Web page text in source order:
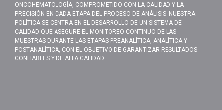
ONCOHEMATOLOGÍA, COMPROMETIDO CON LA CALIDAD Y LA
PRECISIÓN EN CADA ETAPA DEL PROCESO DE ANÁLISIS. NUESTRA
POLÍTICA SE CENTRA EN EL DESARROLLO DE UN SISTEMA DE
CALIDAD QUE ASEGURE EL MONITOREO CONTINUO DE LAS
MUESTRAS DURANTE LAS ETAPAS PREANALÍTICA, ANALÍTICA Y
POSTANALÍTICA, CON EL OBJETIVO DE GARANTIZAR RESULTADOS
CONFIABLES Y DE ALTA CALIDAD.